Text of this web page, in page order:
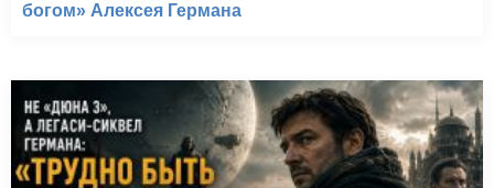
богом» Алексея Германа